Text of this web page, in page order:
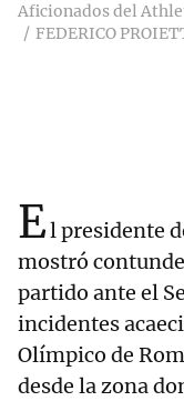
Aficionados del
FEDERICO
El presidente
mostró
partido ante el
incidentes
Olímpico de
desde la zona